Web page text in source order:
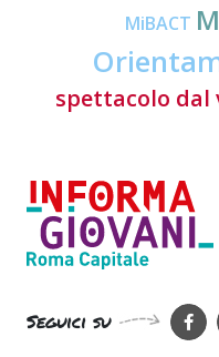
MiBACT
spettacolo dal
Seguici su